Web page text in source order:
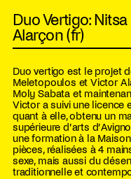
Duo Vertigo:
Alarçon (fr)
Duo vertigo est le projet
Meletopoulos et Victor
Moly Sabata et
Victor a suivi une licence
quant à elle, obtenu un
supérieure d’arts
une formation à la
pièces, réalisées à 4
sexe, mais aussi du
traditionnelle et